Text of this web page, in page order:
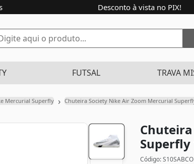
Desconto à vista no PIX!
FUTSAL TRAVA
Mercurial Superfly › Chuteira Society Nike Air Zoom Mercurial
Superfly
Código: